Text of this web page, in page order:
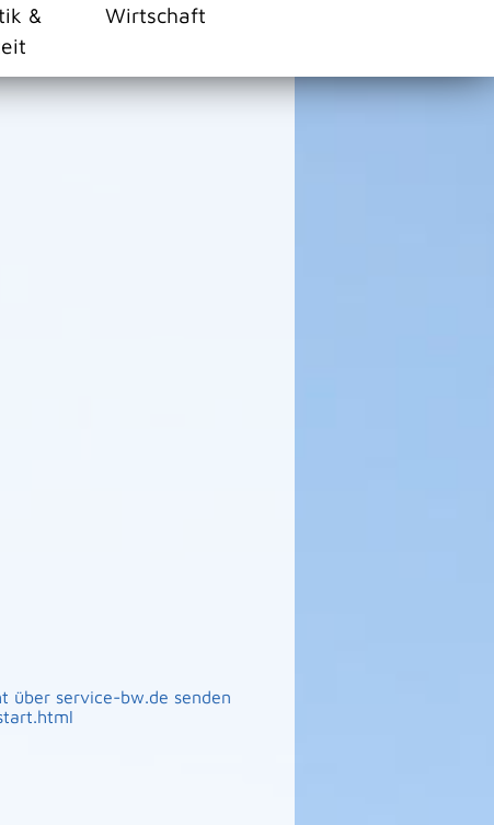
&
Wirtschaft
über service-bw.de senden